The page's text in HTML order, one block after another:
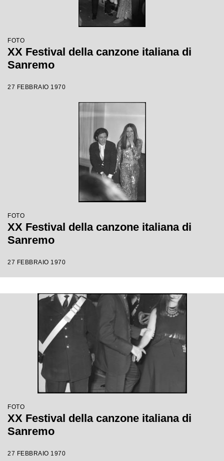
FOTO
XX Festival della canzone italiana di
Sanremo
27 FEBBRAIO 1970
FOTO
XX Festival della canzone italiana di
Sanremo
27 FEBBRAIO 1970
FOTO
XX Festival della canzone italiana di
Sanremo
27 FEBBRAIO 1970